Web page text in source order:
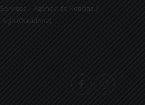
Serviços | Agência de Notícias |
Sigo (Ouvidoria)